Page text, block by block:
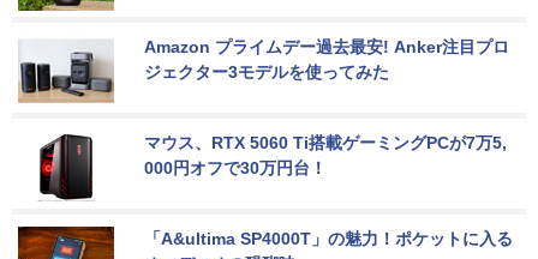
Amazon プライムデー過去最安! Anker注目プロ
ジェクター3モデルを使ってみた
マウス、RTX 5060 Ti搭載ゲーミングPCが7万5,
000円オフで30万円台！
「A&ultima SP4000T」の魅力！ポケットに入る